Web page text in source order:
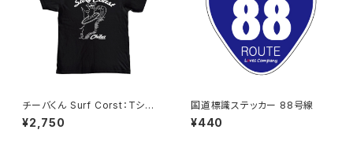
チーバくん Surf Corst：Tシャ
ツ（Black）
¥2,750
国道標識ステッカー 88号線
¥440